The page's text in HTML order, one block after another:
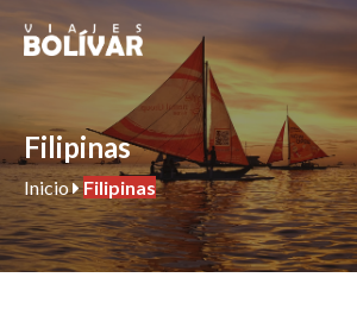
Filipinas
Inicio Filipinas